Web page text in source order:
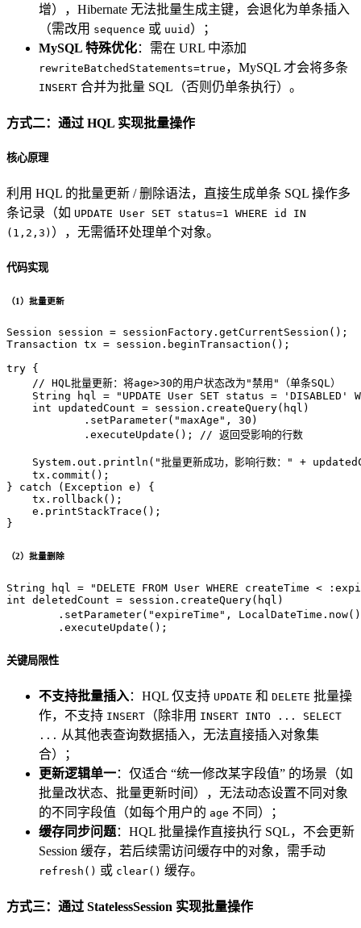
增），Hibernate 无法批量生成主键，会退化为单条插入
（需改用 sequence 或 uuid ）；
MySQL 特殊优化：需在 URL 中添加
rewriteBatchedStatements=true ，MySQL 才会将多条
INSERT 合并为批量 SQL（否则仍单条执行）。
方式二：通过 HQL 实现批量操作
核心原理
利用 HQL 的批量更新 / 删除语法，直接生成单条 SQL 操作多
条记录（如 UPDATE User SET status=1 WHERE id IN
(1,2,3) ），无需循环处理单个对象。
代码实现
（1）批量更新
Session session =
Transaction tx = session.beginTransaction();
try {
// HQL批量更新：将age>30的用户状态改为"禁用"（单条SQL）
String
hql =
"UPDATE User SET status = 'DISABLED'
int
updatedCount = session.createQuery(hql)
            .setParameter(
"maxAge" , 30 )
            .executeUpdate();
// 返回受影响的行数
    System.out.println(
"批量更新成功，影响行数："
+
    tx.commit();
} catch (Exception e) {
    tx.rollback();
    e.printStackTrace();
}
（2）批量删除
String hql =
"DELETE FROM User WHERE createTime <
int deletedCount = session.createQuery(hql)
        .setParameter(
"expireTime" ,
        .executeUpdate();
关键局限性
不支持批量插入：HQL 仅支持 UPDATE 和 DELETE 批量操
作，不支持 INSERT （除非用 INSERT INTO ... SELECT
... 从其他表查询数据插入，无法直接插入对象集
合）；
更新逻辑单一：仅适合 “统一修改某字段值” 的场景（如
批量改状态、批量更新时间），无法动态设置不同对象
的不同字段值（如每个用户的 age 不同）；
缓存同步问题：HQL 批量操作直接执行 SQL，不会更新
Session 缓存，若后续需访问缓存中的对象，需手动
refresh() 或 clear() 缓存。
方式三：通过 StatelessSession 实现批量操作